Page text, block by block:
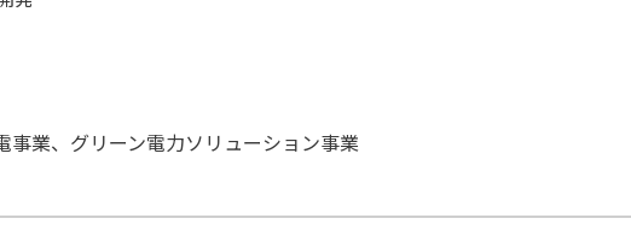
業、グリーン電力ソリューション事業